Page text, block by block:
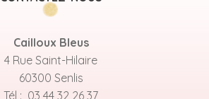
Cailloux Bleus
4 Rue Saint-Hilaire
60300 Senlis
Tél : 03 44 32 26 37